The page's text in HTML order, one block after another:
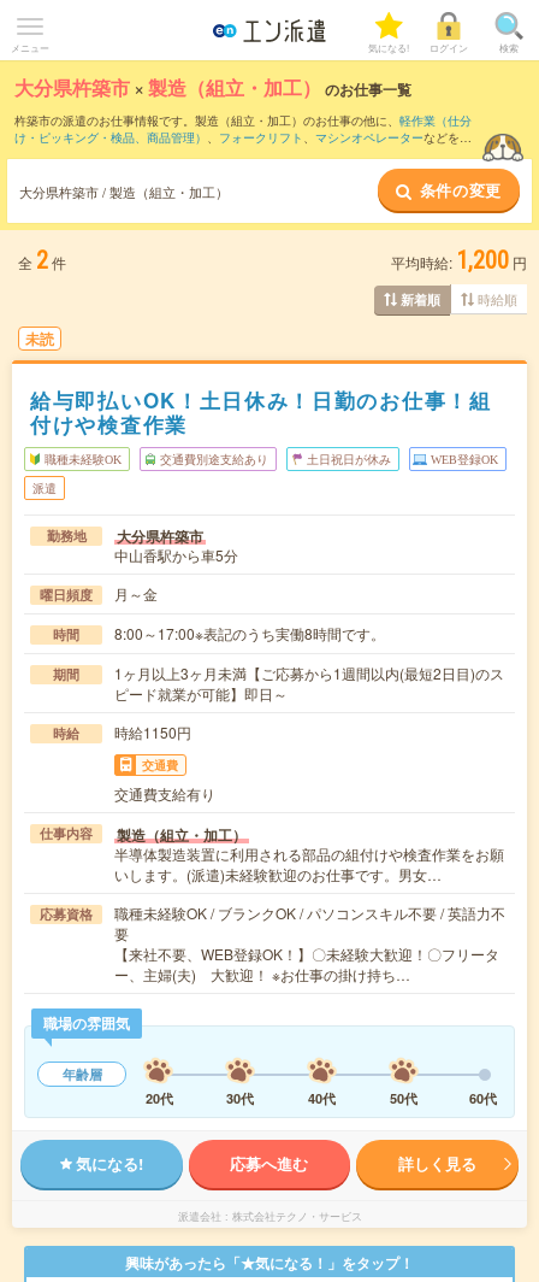
メニュー 気になる! ログイン 検索
大分県杵築市 ×製造（組立・加工） のお仕事一覧
杵築市の派遣のお仕事情報です。製造（組立・加工）のお仕事の他に、 軽作業（仕分
け・ピッキング・検品、商品管理） 、 フォークリフト 、 マシンオペレーターなどを取
製造（組立・加工）のお仕事とは？とは？
大分県杵築市 / 製造（組立・加工） 条件の変更
全 2件 平均時給: 1,200 円
新着順 時給順
未読
給与即払いOK！土日休み！日勤のお仕事！組
付けや検査作業
職種未経験OK 交通費別途支給あり 土日祝日が休み WEB登録OK
派遣
勤務地 大分県杵築市
中山香駅から車5分
曜日頻度 月～金
時間 8:00～17:00※表記のうち実働8時間です。
期間
1ヶ月以上3ヶ月未満【ご応募から1週間以内(最短2日目)のス
ピード就業が可能】即日～
時給 時給1150円
交通費
交通費支給有り
仕事内容 製造（組立・加工）
半導体製造装置に利用される部品の組付けや検査作業をお願
いします。(派遣)未経験歓迎のお仕事です。男女…
応募資格
職種未経験OK / ブランクOK / パソコンスキル不要 / 英語力不
要
【来社不要、WEB登録OK！】〇未経験大歓迎！〇フリータ
ー、主婦(夫) 大歓迎！ ※お仕事の掛け持ち…
職場の雰囲気
年齢層
20代
30代 40代 50代 60代
気になる! 応募へ進む 詳しく見る
派遣会社 株式会社テクノ・サービス
興味があったら「★気になる！」をタップ！